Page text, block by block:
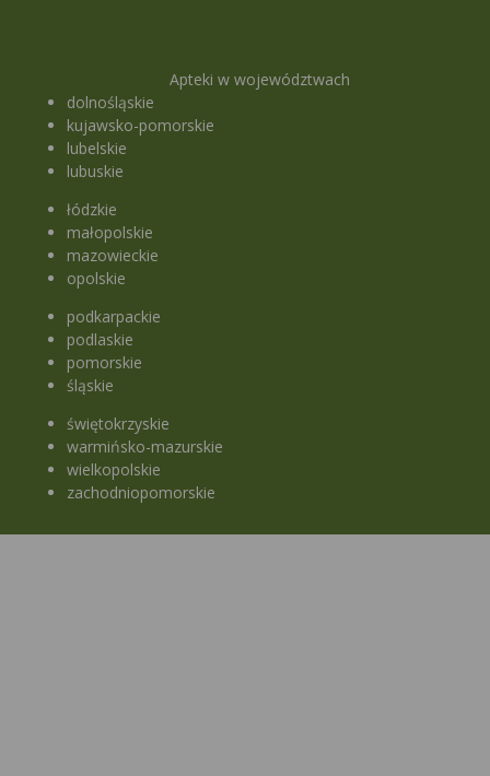
Apteki w województwach
dolnośląskie
kujawsko-pomorskie
lubelskie
lubuskie
łódzkie
małopolskie
mazowieckie
opolskie
podkarpackie
podlaskie
pomorskie
śląskie
świętokrzyskie
warmińsko-mazurskie
wielkopolskie
zachodniopomorskie